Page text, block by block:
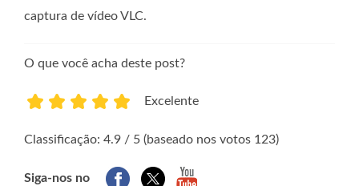
captura de vídeo VLC.
O que você acha deste post?
Excelente
Classificação: 4.9 / 5 (baseado nos votos 123)
Siga-nos no